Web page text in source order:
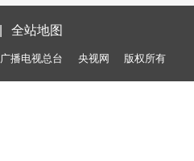
全站地图
播电视总台 央视网 版权所有